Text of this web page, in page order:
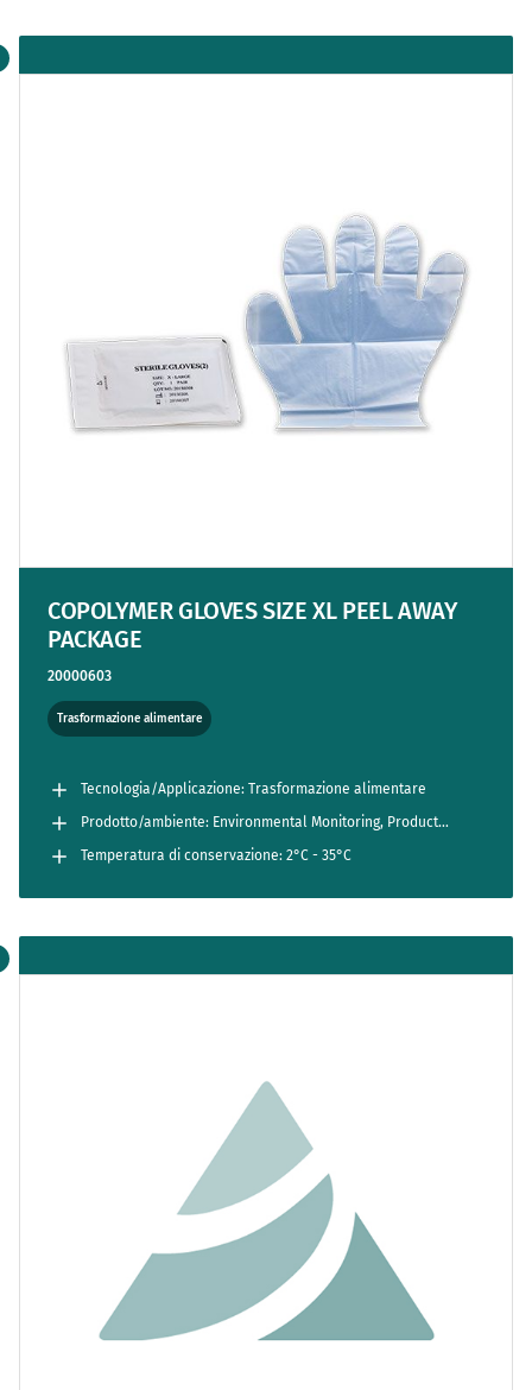
COPOLYMER GLOVES SIZE XL PEEL AWAY
PACKAGE
20000603
Trasformazione alimentare
Tecnologia/Applicazione: Trasformazione alimentare
Prodotto/ambiente: Environmental Monitoring, Product
Testing
Temperatura di conservazione: 2°C - 35°C